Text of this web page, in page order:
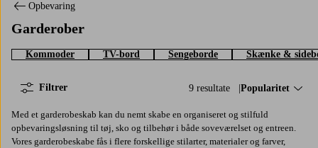
Opbevaring
Garderober
Kommoder TV-bord Sengeborde Skænke &
9 resultate Sorter efter:
Popularitet
Filtrer
Med et garderobeskab kan du nemt skabe en organiseret og stilfuld
opbevaringsløsning til tøj, sko og tilbehør i både soveværelset og entreen.
Vores garderobeskabe fås i flere forskellige stilarter, materialer og farver,